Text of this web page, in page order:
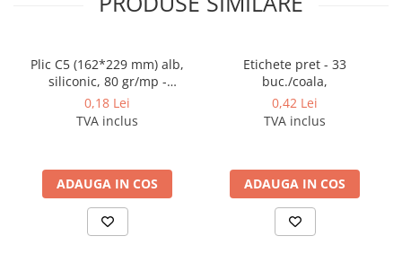
Echere, rigle, raportoare, compase,
sabloane, truse geometrie
Sabloane
Truse geometrie
Plic C5 (162*229 mm) alb,
siliconic, 80 gr/mp -
deschidere pe latura mica
0,18 Lei
TVA inclus
ADAUGA IN COS
Etichete pret - 33
buc./coala,
0,42 Lei
TVA inclus
ADAUGA IN COS